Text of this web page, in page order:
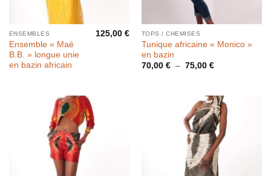
ENSEMBLES
Ensemble « Maé
B.B. » longue unie
en bazin africain
125,00€ TOPS / CHEMISES
Tunique africaine « Monico »
en bazin
70,00 € – 75,00 €Plage
à
75,00 €